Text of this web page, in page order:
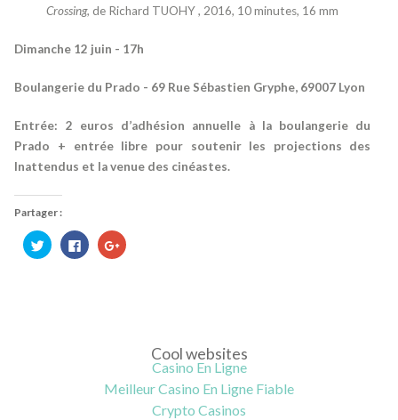
Crossing, de Richard TUOHY , 2016, 10 minutes, 16 mm
Dimanche 12 juin - 17h
Boulangerie du Prado - 69 Rue Sébastien Gryphe, 69007 Lyon
Entrée: 2 euros d’adhésion annuelle à la boulangerie du
Prado + entrée libre pour soutenir les projections des
Inattendus et la venue des cinéastes.
Partager :
Klick,
um
über
Klick,
um
Zum
Teilen
Cool websites
Casino En Ligne
Meilleur Casino En Ligne Fiable
Crypto Casinos